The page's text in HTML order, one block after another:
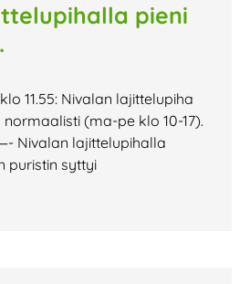
pieni
11.55: Nivalan lajittelupiha
(ma-pe klo 10-17).
lajittelupihalla
puristin syttyi